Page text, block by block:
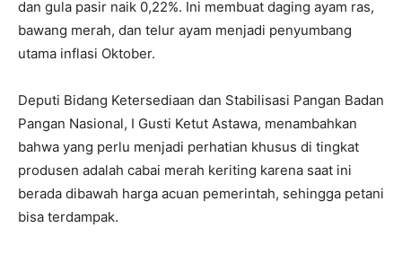
dan gula pasir naik 0,22%. Ini membuat daging ayam ras,
bawang merah, dan telur ayam menjadi penyumbang
utama inflasi Oktober.
Deputi Bidang Ketersediaan dan Stabilisasi Pangan Badan
Pangan Nasional, I Gusti Ketut Astawa, menambahkan
bahwa yang perlu menjadi perhatian khusus di tingkat
produsen adalah cabai merah keriting karena saat ini
berada dibawah harga acuan pemerintah, sehingga petani
bisa terdampak.